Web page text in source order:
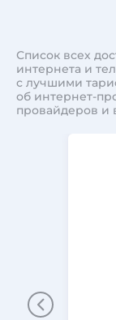
Список всех
интернета и
с лучшими
об интернет-
провайдеров и